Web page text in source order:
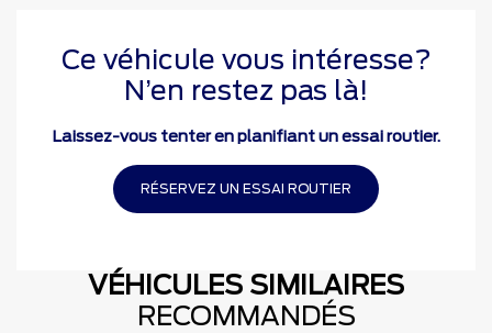
Ce véhicule vous intéresse?
N’en restez pas là!
Laissez-vous tenter en planifiant un essai routier.
RÉSERVEZ UN ESSAI ROUTIER
VÉHICULES SIMILAIRES
RECOMMANDÉS